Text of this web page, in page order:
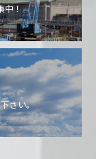
中！
さい。